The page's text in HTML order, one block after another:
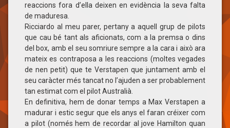
reaccions fora d’ella deixen en evidència la seva falta
de maduresa.
Ricciardo al meu parer, pertany a aquell grup de pilots
que cau bé tant als aficionats, com a la premsa o dins
del box, amb el seu somriure sempre a la cara i això ara
mateix es contraposa a les reaccions (moltes vegades
de nen petit) que te Verstapen que juntament amb el
seu caràcter més tancat no l’ajuden a ser probablement
tan estimat com el pilot Australià.
En definitiva, hem de donar temps a Max Verstapen a
madurar i estic segur que els anys el faran créixer com
a pilot (només hem de recordar al jove Hamilton quan